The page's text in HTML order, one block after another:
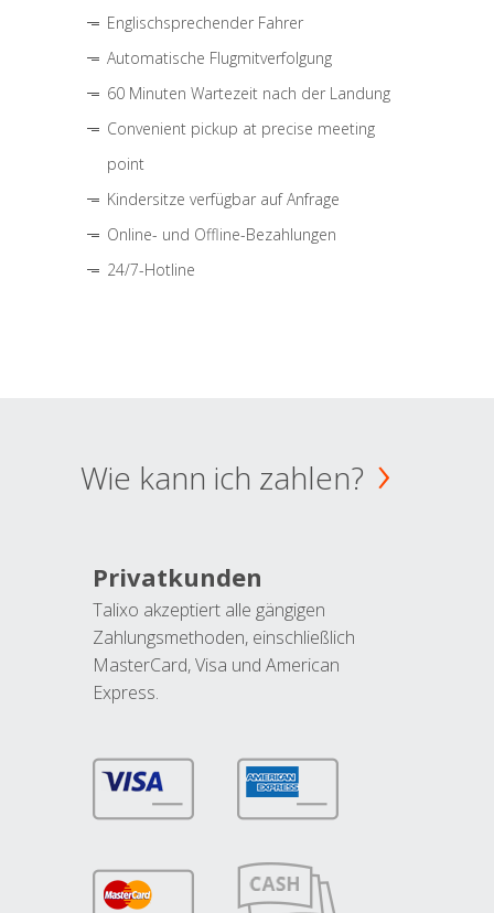
Englischsprechender Fahrer
Automatische Flugmitverfolgung
60 Minuten Wartezeit nach der Landung
Convenient pickup at precise meeting
point
Kindersitze verfügbar auf Anfrage
Online- und Offline-Bezahlungen
24/7-Hotline
Wie kann ich zahlen?
Privatkunden
Talixo akzeptiert alle gängigen
Zahlungsmethoden, einschließlich
MasterCard, Visa und American
Express.